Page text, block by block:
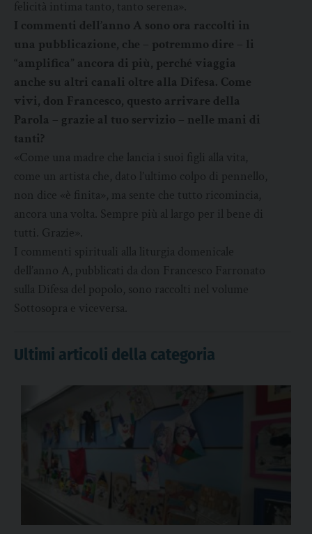
felicità intima tanto, tanto serena».
I commenti dell’anno A sono ora raccolti in
una pubblicazione, che – potremmo dire – li
“amplifica” ancora di più, perché viaggia
anche su altri canali oltre alla Difesa. Come
vivi, don Francesco, questo arrivare della
Parola – grazie al tuo servizio – nelle mani di
tanti?
«Come una madre che lancia i suoi figli alla vita,
come un artista che, dato l’ultimo colpo di pennello,
non dice «è finita», ma sente che tutto ricomincia,
ancora una volta. Sempre più al largo per il bene di
tutti. Grazie».
I commenti spirituali alla liturgia domenicale
dell’anno A, pubblicati da don Francesco Farronato
sulla Difesa del popolo, sono raccolti nel volume
Sottosopra e viceversa.
Ultimi articoli della categoria